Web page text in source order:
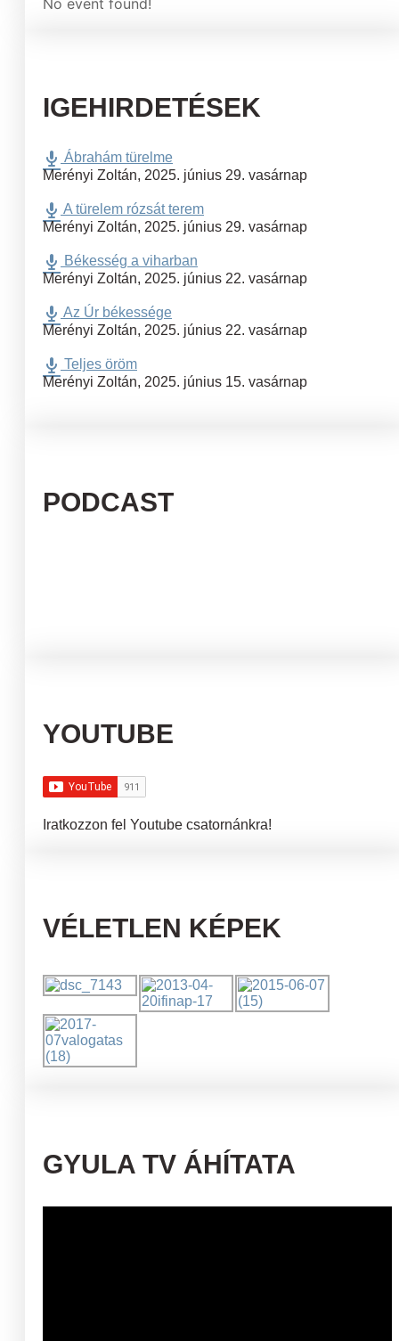
IGEHIRDETÉSEK
Ábrahám türelme
Merényi Zoltán, 2025. június 29. vasárnap
A türelem rózsát terem
Merényi Zoltán, 2025. június 29. vasárnap
Békesség a viharban
Merényi Zoltán, 2025. június 22. vasárnap
Az Úr békessége
Merényi Zoltán, 2025. június 22. vasárnap
Teljes öröm
Merényi Zoltán, 2025. június 15. vasárnap
PODCAST
YOUTUBE
Iratkozzon fel Youtube csatornánkra!
VÉLETLEN KÉPEK
GYULA TV ÁHÍTATA